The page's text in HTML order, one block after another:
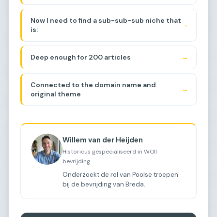
(journey/march/route).
Now I need to find a sub-sub-sub niche that
is:
→
Deep enough for 200 articles →
Connected to the domain name and
original theme
→
Willem van der Heijden
Historicus gespecialiseerd in WOII
bevrijding
Onderzoekt de rol van Poolse troepen
bij de bevrijding van Breda.